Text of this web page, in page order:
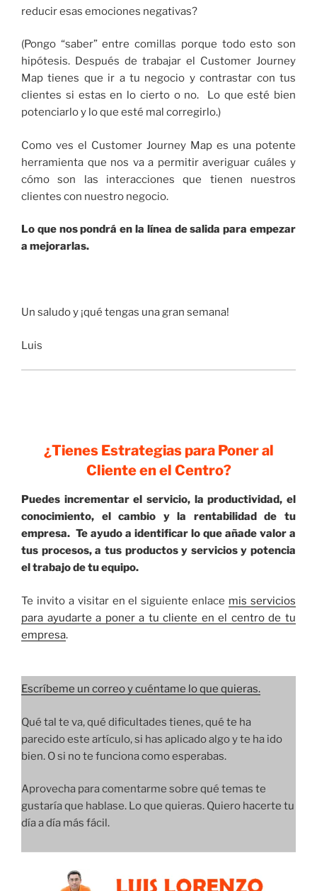
reducir esas emociones negativas?
(Pongo “saber” entre comillas porque todo esto son
hipótesis. Después de trabajar el Customer Journey
Map tienes que ir a tu negocio y contrastar con tus
clientes si estas en lo cierto o no. Lo que esté bien
potenciarlo y lo que esté mal corregirlo.)
Como ves el Customer Journey Map es una potente
herramienta que nos va a permitir averiguar cuáles y
cómo son las interacciones que tienen nuestros
clientes con nuestro negocio.
Lo que nos pondrá en la línea de salida para empezar
a mejorarlas.
Un saludo y ¡qué tengas una gran semana!
Luis
¿Tienes Estrategias para Poner al
Cliente en el Centro?
Puedes incrementar el servicio, la productividad, el
conocimiento, el cambio y la rentabilidad de tu
empresa. Te ayudo a identificar lo que añade valor a
tus procesos, a tus productos y servicios y potencia
el trabajo de tu equipo.
Te invito a visitar en el siguiente enlace mis servicios
para ayudarte a poner a tu cliente en el centro de tu
empresa.
Escríbeme un correo y cuéntame lo que quieras.
Qué tal te va, qué dificultades tienes, qué te ha
parecido este artículo, si has aplicado algo y te ha ido
bien. O si no te funciona como esperabas.
Aprovecha para comentarme sobre qué temas te
gustaría que hablase. Lo que quieras. Quiero hacerte tu
día a día más fácil.